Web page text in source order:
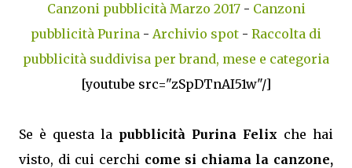
Canzoni pubblicità Marzo 2017- Canzoni
pubblicità Purina - Archivio spot - Raccolta di
pubblicità suddivisa per brand, mese e categoria
[youtube src="zSpDTnAI51w"/]
Se è questa la pubblicità Purina Felix che hai
visto, di cui cerchi come si chiama la canzone,